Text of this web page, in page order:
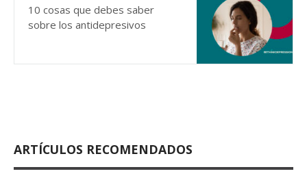
10 cosas que debes saber
sobre los antidepresivos
ARTÍCULOS RECOMENDADOS